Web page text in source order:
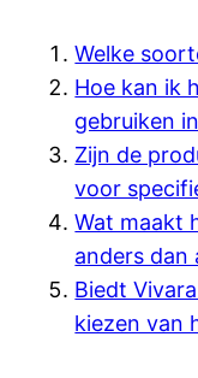
Welke
Hoe kan ik
gebruiken
Zijn de
voor
Wat maakt
anders dan
Biedt
kiezen van